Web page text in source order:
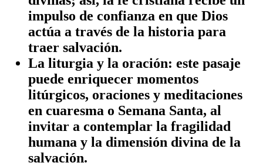
impulso de confianza en que Dios
actúa a través de la historia para
traer salvación.
La liturgia y la oración: este pasaje
puede enriquecer momentos
litúrgicos, oraciones y meditaciones
en cuaresma o Semana Santa, al
invitar a contemplar la fragilidad
humana y la dimensión divina de la
salvación.